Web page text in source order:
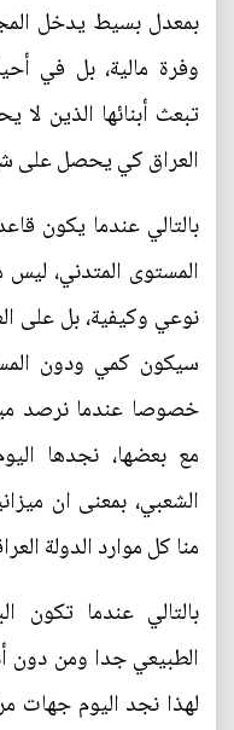
بمعدل بسيط يدخل
وفرة مالية، بل في
تبعث أبنائها الذين
العراق كي يحصل على
بالتالي عندما يكون
المستوى المتدني، ليس
نوعي وكيفية، بل على
سيكون كمي ودون
خصوصا عندما نرصد
مع بعضها، نجدها
الشعبي، بمعنى ان
منا كل موارد الدولة
بالتالي عندما تكون
الطبيعي جدا ومن دون
لهذا نجد اليوم جهات